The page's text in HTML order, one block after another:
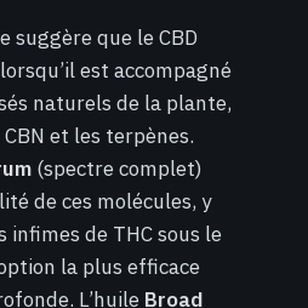
suggère que le CBD
est accompagné
naturels de la plante,
et les terpènes.
(spectre complet)
de ces molécules, y
infimes de THC sous le
la plus efficace
L’huile Broad